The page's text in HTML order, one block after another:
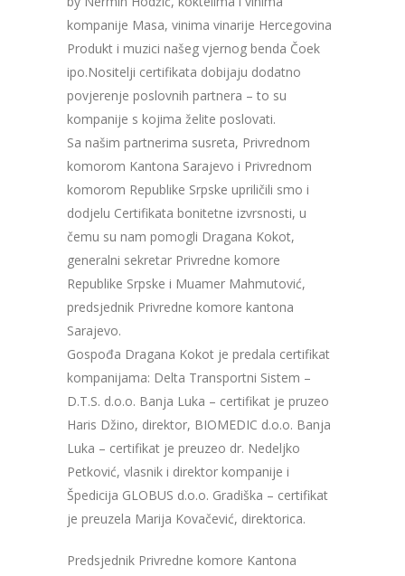
kompanije Masa, vinima vinarije Hercegovina
Produkt i muzici našeg vjernog benda Čoek
ipo.Nositelji certifikata dobijaju dodatno
povjerenje poslovnih partnera – to su
kompanije s kojima želite poslovati.
Sa našim partnerima susreta, Privrednom
komorom Kantona Sarajevo i Privrednom
komorom Republike Srpske upriličili smo i
dodjelu Certifikata bonitetne izvrsnosti, u
čemu su nam pomogli Dragana Kokot,
generalni sekretar Privredne komore
Republike Srpske i Muamer Mahmutović,
predsjednik Privredne komore kantona
Sarajevo.
Gospođa Dragana Kokot je predala certifikat
kompanijama: Delta Transportni Sistem –
D.T.S. d.o.o. Banja Luka – certifikat je pruzeo
Haris Džino, direktor, BIOMEDIC d.o.o. Banja
Luka – certifikat je preuzeo dr. Nedeljko
Petković, vlasnik i direktor kompanije i
Špedicija GLOBUS d.o.o. Gradiška – certifikat
je preuzela Marija Kovačević, direktorica.
Predsjednik Privredne komore Kantona